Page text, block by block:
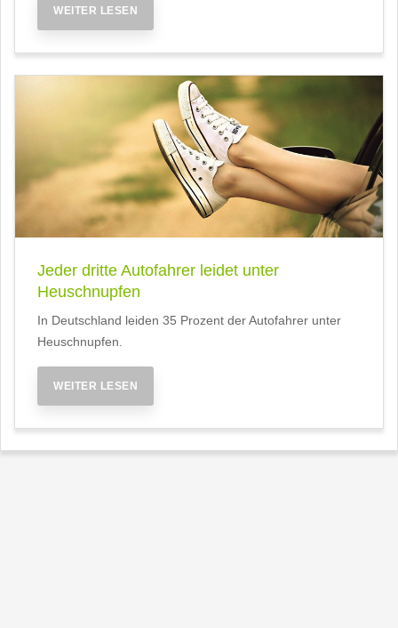
WEITER LESEN
Jeder dritte Autofahrer leidet unter
Heuschnupfen
In Deutschland leiden 35 Prozent der Autofahrer unter
Heuschnupfen.
WEITER LESEN